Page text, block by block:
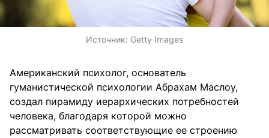
Источник: Getty Images
Американский психолог, основатель
гуманистической психологии Абрахам Маслоу,
создал пирамиду иерархических потребностей
человека, благодаря которой можно
рассматривать соответствующие ее строению